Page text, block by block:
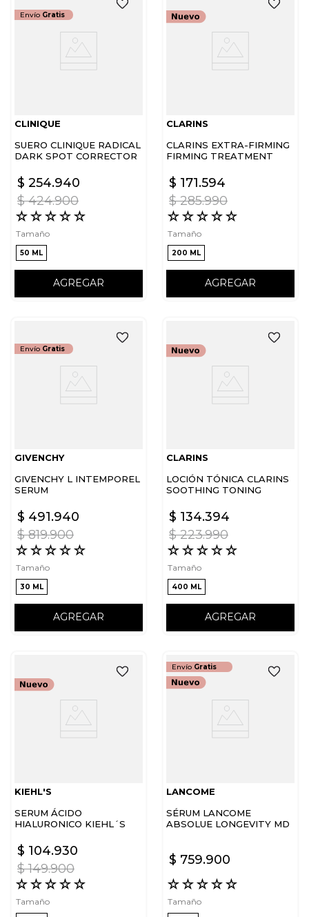
Envío Gratis
CLINIQUE
SUERO CLINIQUE RADICAL
DARK SPOT CORRECTOR
$ 424.900
$ 254.940
☆☆☆☆☆
Tamaño
50 ML
AGREGAR
CLARINS
CLARINS EXTRA-FIRMING
FIRMING TREATMENT
$ 285.990
$ 171.594
☆☆☆☆☆
Tamaño
200 ML
AGREGAR
Envío Gratis
GIVENCHY
GIVENCHY L INTEMPOREL
SERUM
$ 819.900
$ 491.940
☆☆☆☆☆
Tamaño
30 ML
AGREGAR
CLARINS
LOCIÓN TÓNICA CLARINS
SOOTHING TONING
$ 223.990
$ 134.394
☆☆☆☆☆
Tamaño
400 ML
AGREGAR
KIEHL'S
SERUM ÁCIDO
HIALURONICO KIEHL´S
POTENCY
$ 149.900
$ 104.930
☆☆☆☆☆
Tamaño
Envío Gratis
LANCOME
SÉRUM LANCOME
ABSOLUE LONGEVITY MD
$ 759.900
☆☆☆☆☆
Tamaño